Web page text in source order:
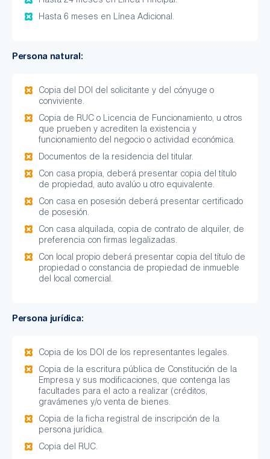
Hasta 6 meses en Línea Adicional.
Persona natural:
Copia del DOI del solicitante y del cónyuge o
conviviente.
Copia de RUC o Licencia de Funcionamiento, u otros
que prueben y acrediten la existencia y
funcionamiento del negocio o actividad económica.
Documentos de la residencia del titular.
Con casa propia, deberá presentar copia del título
de propiedad, auto avalúo u otro equivalente.
Con casa en posesión deberá presentar certificado
de posesión.
Con casa alquilada, copia de contrato de alquiler, de
preferencia con firmas legalizadas.
Con local propio deberá presentar copia del título de
propiedad o constancia de propiedad de inmueble
del local comercial.
Persona jurídica:
Copia de los DOI de los representantes legales.
Copia de la escritura pública de Constitución de la
Empresa y sus modificaciones, que contenga las
facultades para el acto a realizar (créditos,
gravámenes y/o venta de bienes.
Copia de la ficha registral de inscripción de la
persona jurídica.
Copia del RUC.